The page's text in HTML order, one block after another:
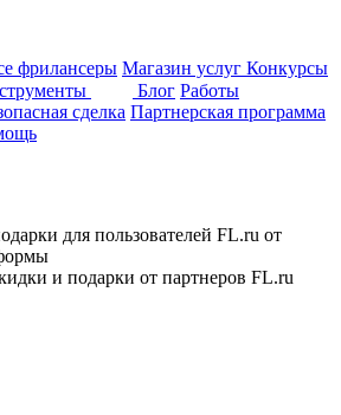
фрилансеры Магазин услуг Конкурсы
Блог Работы
сделка Партнерская программа
для пользователей FL.ru от
и подарки от партнеров FL.ru